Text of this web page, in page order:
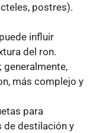
postres).
influir
del ron.
generalmente,
más complejo y
para
destilación y